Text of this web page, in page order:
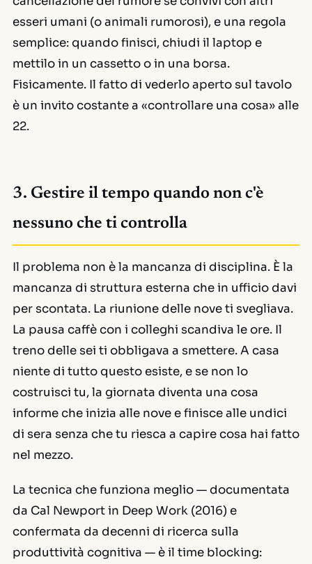
esseri umani (o animali rumorosi), e una regola
semplice: quando finisci, chiudi il laptop e
mettilo in un cassetto o in una borsa.
Fisicamente. Il fatto di vederlo aperto sul tavolo
è un invito costante a «controllare una cosa» alle
22.
3. Gestire il tempo quando non c'è
nessuno che ti controlla
Il problema non è la mancanza di disciplina. È la
mancanza di struttura esterna che in ufficio davi
per scontata. La riunione delle nove ti svegliava.
La pausa caffè con i colleghi scandiva le ore. Il
treno delle sei ti obbligava a smettere. A casa
niente di tutto questo esiste, e se non lo
costruisci tu, la giornata diventa una cosa
informe che inizia alle nove e finisce alle undici
di sera senza che tu riesca a capire cosa hai fatto
nel mezzo.
La tecnica che funziona meglio — documentata
da Cal Newport in Deep Work (2016) e
confermata da decenni di ricerca sulla
produttività cognitiva — è il time blocking: